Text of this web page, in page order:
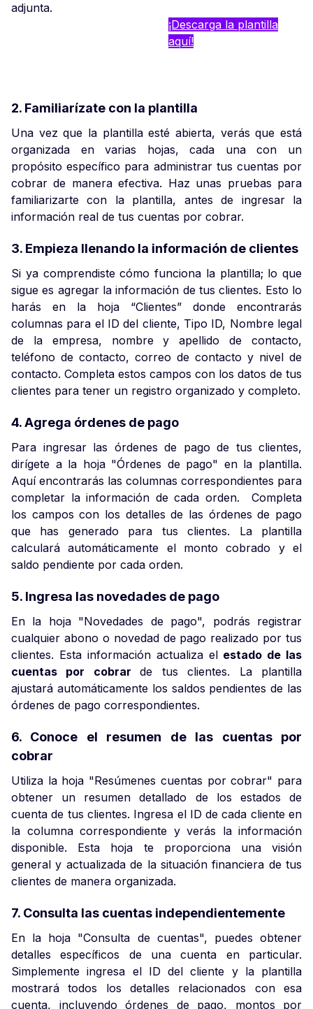
adjunta.
¡Descarga la plantilla
aquí!
2. Familiarízate con la plantilla
Una vez que la plantilla esté abierta, verás que está
organizada en varias hojas, cada una con un
propósito específico para administrar tus cuentas por
cobrar de manera efectiva. Haz unas pruebas para
familiarizarte con la plantilla, antes de ingresar la
información real de tus cuentas por cobrar.
3. Empieza llenando la información de clientes
Si ya comprendiste cómo funciona la plantilla; lo que
sigue es agregar la información de tus clientes. Esto lo
harás en la hoja “Clientes” donde encontrarás
columnas para el ID del cliente, Tipo ID, Nombre legal
de la empresa, nombre y apellido de contacto,
teléfono de contacto, correo de contacto y nivel de
contacto. Completa estos campos con los datos de tus
clientes para tener un registro organizado y completo.
4. Agrega órdenes de pago
Para ingresar las órdenes de pago de tus clientes,
dirígete a la hoja "Órdenes de pago" en la plantilla.
Aquí encontrarás las columnas correspondientes para
completar la información de cada orden. Completa
los campos con los detalles de las órdenes de pago
que has generado para tus clientes. La plantilla
calculará automáticamente el monto cobrado y el
saldo pendiente por cada orden.
5. Ingresa las novedades de pago
En la hoja "Novedades de pago", podrás registrar
cualquier abono o novedad de pago realizado por tus
clientes. Esta información actualiza el estado de las
cuentas por cobrarde tus clientes. La plantilla
ajustará automáticamente los saldos pendientes de las
órdenes de pago correspondientes.
6. Conoce el resumen de las cuentas por
cobrar
Utiliza la hoja "Resúmenes cuentas por cobrar" para
obtener un resumen detallado de los estados de
cuenta de tus clientes. Ingresa el ID de cada cliente en
la columna correspondiente y verás la información
disponible. Esta hoja te proporciona una visión
general y actualizada de la situación financiera de tus
clientes de manera organizada.
7. Consulta las cuentas independientemente
En la hoja "Consulta de cuentas", puedes obtener
detalles específicos de una cuenta en particular.
Simplemente ingresa el ID del cliente y la plantilla
mostrará todos los detalles relacionados con esa
cuenta, incluyendo órdenes de pago, montos por